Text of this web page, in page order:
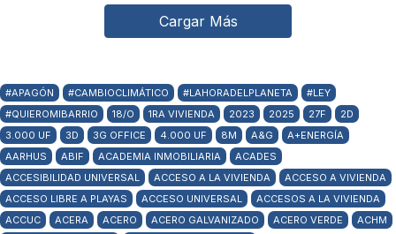
Cargar Más
#APAGÓN #CAMBIOCLIMÁTICO #LAHORADELPLANETA
#LEY
#QUIEROMIBARRIO
18/O 1RA VIVIENDA 2023 2025 27F
2D
3.000 UF
3D 3G OFFICE 4.000 UF 8M A&G
A+ENERGÍA
AARHUS
ABIF ACADEMIA INMOBILIARIA
ACADES
ACCESIBILIDAD UNIVERSAL
ACCESO A LA VIVIENDA
ACCESO A VIVIENDA
ACCESO LIBRE A PLAYAS
ACCESO UNIVERSAL
ACCESOS A LA VIVIENDA
ACCUC
ACERA ACERO ACERO GALVANIZADO ACERO VERDE
ACHM